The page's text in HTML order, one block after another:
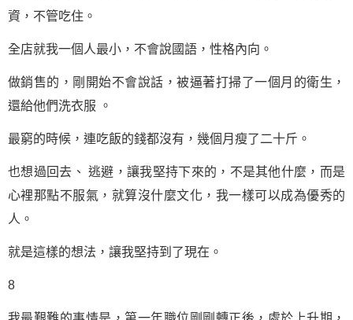
資，不管吃住。
全店就我一個人最小，不會說國語，性格內向。
做銷售的，剛開始不會說話，被逼著打掃了一個月的衛生，
還給他們洗衣服 。
最窮的時候，連吃飯的錢都沒有，幾個月瘦了二十斤。
也想過回去、 逃避，讓我堅持下來的，不是其他什麼，而是
心裡那點不服氣，就算沒什麼文化，我一樣可以成為優秀的
人。
就是這樣的想法，讓我堅持到了現在。
8